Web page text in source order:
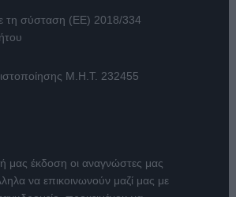
τη σύσταση (ΕΕ) 2018/334
Μ.Η.Τ. 232455
μας έκδοση οι αναγνώστες μας
να επικοινωνούν μαζί μας με